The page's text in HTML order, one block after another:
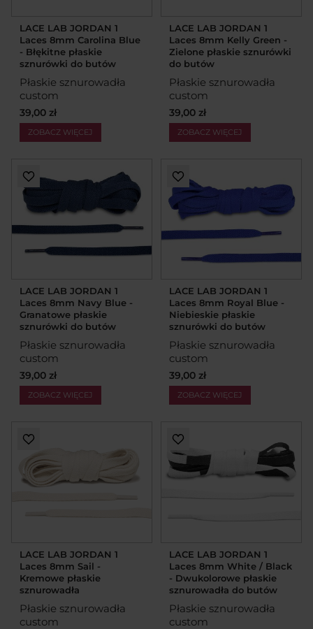
LACE LAB JORDAN 1
Laces 8mm Carolina Blue
- Błękitne płaskie
sznurówki do butów
Płaskie sznurowadła
custom
39,00 zł
ZOBACZ WIĘCEJ
LACE LAB JORDAN 1
Laces 8mm Kelly Green -
Zielone płaskie sznurówki
do butów
Płaskie sznurowadła
custom
39,00 zł
ZOBACZ WIĘCEJ
LACE LAB JORDAN 1
Laces 8mm Navy Blue -
Granatowe płaskie
sznurówki do butów
Płaskie sznurowadła
custom
39,00 zł
ZOBACZ WIĘCEJ
LACE LAB JORDAN 1
Laces 8mm Royal Blue -
Niebieskie płaskie
sznurówki do butów
Płaskie sznurowadła
custom
39,00 zł
ZOBACZ WIĘCEJ
LACE LAB JORDAN 1
Laces 8mm Sail -
Kremowe płaskie
sznurowadła
Płaskie sznurowadła
custom
LACE LAB JORDAN 1
Laces 8mm White / Black
- Dwukolorowe płaskie
sznurowadła do butów
Płaskie sznurowadła
custom